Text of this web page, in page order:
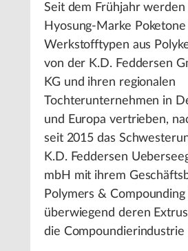
Seit dem Frühjahr werden
Hyosung-Marke
Werkstofftypen aus
von der K.D. Feddersen
KG und ihren regionalen
Tochterunternehmen in
und Europa vertrieben,
seit 2015 das
K.D. Feddersen
mbH mit ihrem
Polymers & Compounding
überwiegend deren
die